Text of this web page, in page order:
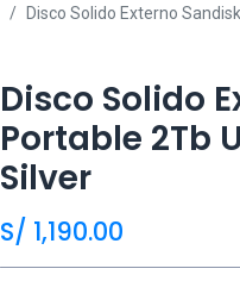
Disco Solido Externo
Disco Solido
Portable 2Tb
Silver
S/ 1,190.00